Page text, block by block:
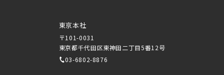
東京本社
〒101-0031
東京都千代田区東神田二丁目5番12号
03-6802-8876